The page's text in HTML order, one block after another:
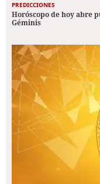
PREDICCIONES
Horóscopo de hoy abre
Géminis